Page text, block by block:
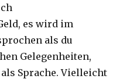
es wird im
als du
Gelegenheiten,
Sprache. Vielleicht